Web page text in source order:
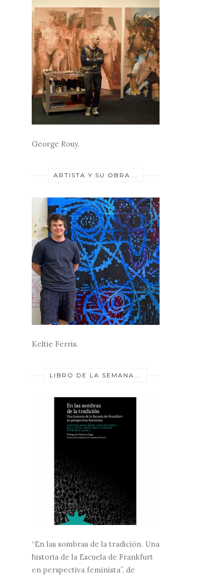
George Rouy.
ARTISTA Y SU OBRA...
Keltie Ferris.
LIBRO DE LA SEMANA...
“En las sombras de la tradición. Una
historia de la Escuela de Frankfurt
en perspectiva feminista”, de